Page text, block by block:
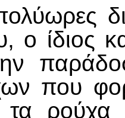
ο ίδιος
που
τα